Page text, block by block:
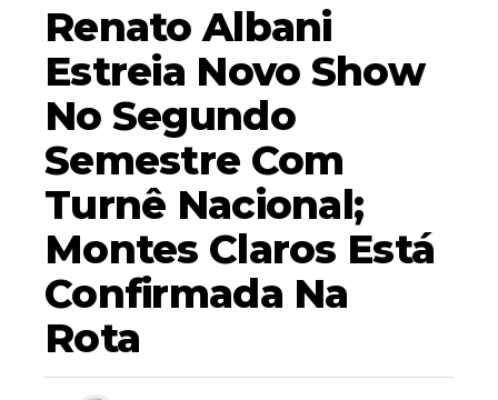
Renato Albani
Estreia Novo Show
No Segundo
Semestre Com
Turnê Nacional;
Montes Claros Está
Confirmada Na
Rota